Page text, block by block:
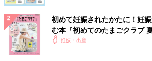
初めて妊娠されたかたに！妊
む本『初めてのたまごクラブ 夏
妊娠・出産